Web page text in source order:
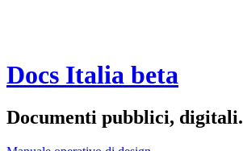
Docs Italia beta
Documenti pubblici, digitali.